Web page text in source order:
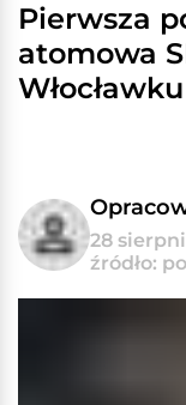
Pierwsza
atomowa
Włocławku
28
źródło: